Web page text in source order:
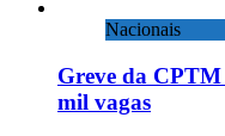
Nacionais
Greve da
mil vagas